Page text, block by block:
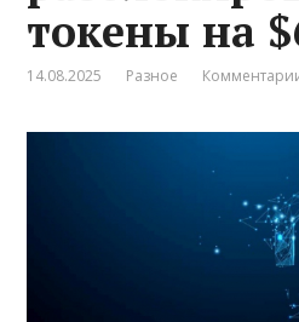
токены на
14.08.2025 Разное